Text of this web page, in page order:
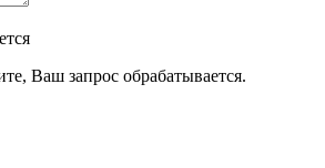
Ваш запрос обрабатывается.